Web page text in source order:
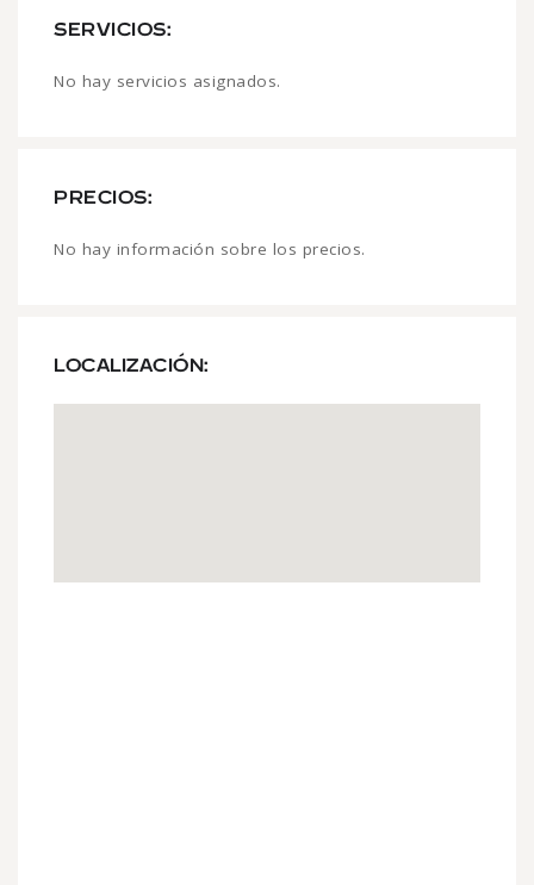
SERVICIOS:
No hay servicios asignados.
PRECIOS:
No hay información sobre los precios.
LOCALIZACIÓN: